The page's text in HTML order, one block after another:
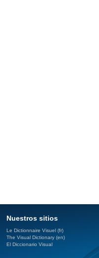
Nuestros sitios
Le Dictionnaire Visuel (fr)
The Visual Dictionary (en)
El Diccionario Visual